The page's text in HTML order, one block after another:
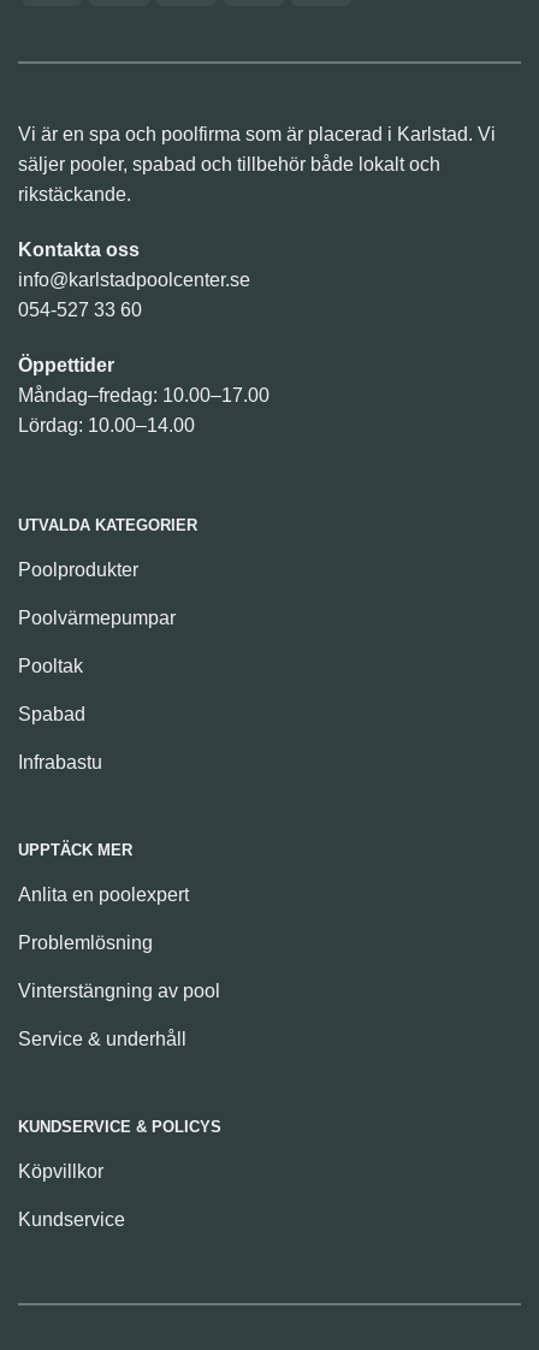
Vi är en spa och poolfirma som är placerad i Karlstad. Vi
säljer pooler, spabad och tillbehör både lokalt och
rikstäckande.
Kontakta oss
info@karlstadpoolcenter.se
054-527 33 60
Öppettider
Måndag–fredag: 10.00–17.00
Lördag: 10.00–14.00
UTVALDA KATEGORIER
Poolprodukter
Poolvärmepumpar
Pooltak
Spabad
Infrabastu
UPPTÄCK MER
Anlita en poolexpert
Problemlösning
Vinterstängning av pool
Service & underhåll
KUNDSERVICE & POLICYS
Köpvillkor
Kundservice